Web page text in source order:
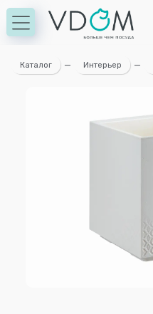
Каталог — Интерьер —